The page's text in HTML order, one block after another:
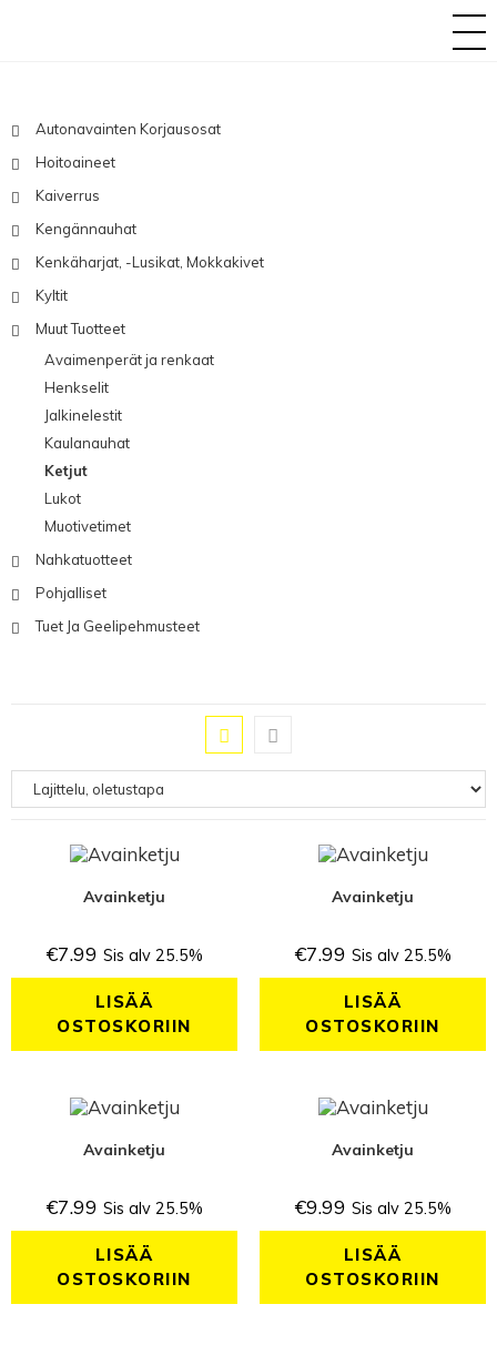
Autonavainten Korjausosat
Hoitoaineet
Kaiverrus
Kengännauhat
Kenkäharjat, -lusikat, Mokkakivet
Kyltit
Muut Tuotteet
Avaimenperät ja renkaat
Henkselit
Jalkinelestit
Kaulanauhat
Ketjut
Lukot
Muotivetimet
Nahkatuotteet
Pohjalliset
Tuet Ja Geelipehmusteet
Avainketju
€7.99 Sis alv 25.5%
LISÄÄ
OSTOSKORIIN
Avainketju
€7.99 Sis alv 25.5%
LISÄÄ
OSTOSKORIIN
Avainketju
€7.99 Sis alv 25.5%
LISÄÄ
OSTOSKORIIN
Avainketju
€9.99 Sis alv 25.5%
LISÄÄ
OSTOSKORIIN